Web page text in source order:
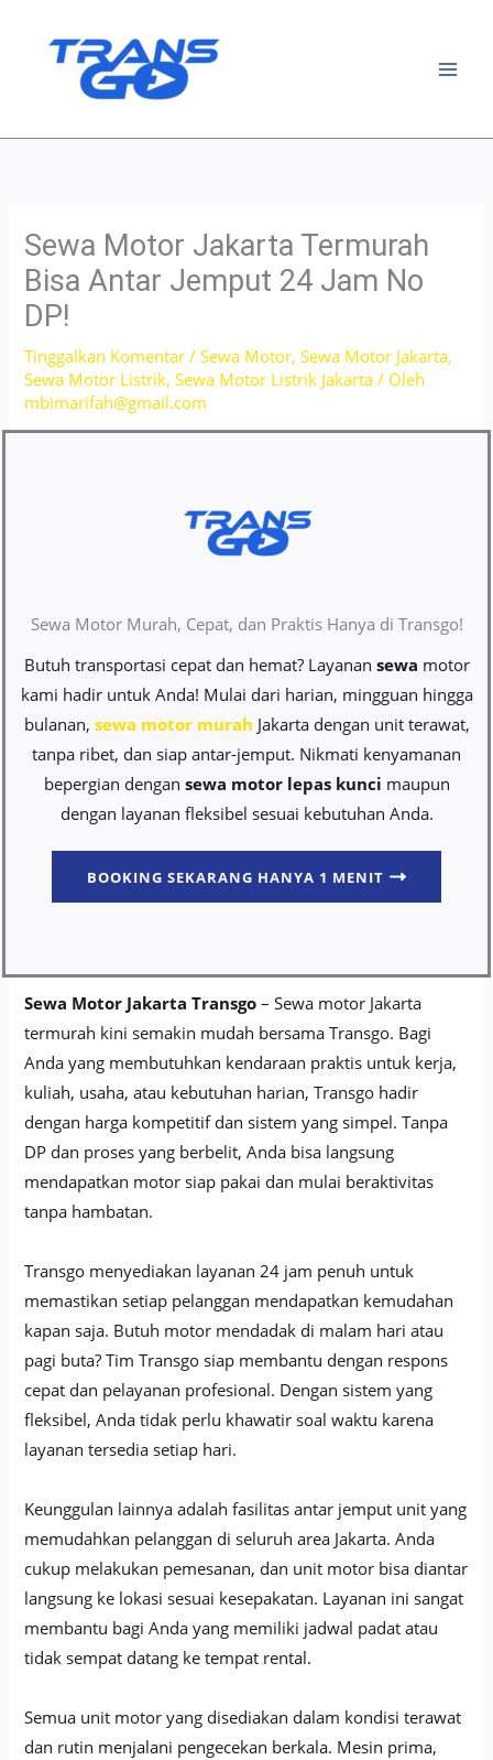
Sewa Motor Jakarta Termurah
Bisa Antar Jemput 24 Jam No
DP!
Tinggalkan Komentar /Sewa Motor,Sewa Motor Jakarta,
Sewa Motor Listrik,Sewa Motor Listrik Jakarta / Oleh
mbimarifah@gmail.com
Sewa Motor Murah, Cepat, dan Praktis Hanya di Transgo!
Butuh transportasi cepat dan hemat? Layanan sewa motor
kami hadir untuk Anda! Mulai dari harian, mingguan hingga
bulanan, sewa motor murah Jakarta dengan unit terawat,
tanpa ribet, dan siap antar-jemput. Nikmati kenyamanan
bepergian dengan sewa motor lepas kunci maupun
dengan layanan fleksibel sesuai kebutuhan Anda.
BOOKING SEKARANG HANYA 1 MENIT
Sewa Motor Jakarta Transgo– Sewa motor Jakarta
termurah kini semakin mudah bersama Transgo. Bagi
Anda yang membutuhkan kendaraan praktis untuk kerja,
kuliah, usaha, atau kebutuhan harian, Transgo hadir
dengan harga kompetitif dan sistem yang simpel. Tanpa
DP dan proses yang berbelit, Anda bisa langsung
mendapatkan motor siap pakai dan mulai beraktivitas
tanpa hambatan.
Transgo menyediakan layanan 24 jam penuh untuk
memastikan setiap pelanggan mendapatkan kemudahan
kapan saja. Butuh motor mendadak di malam hari atau
pagi buta? Tim Transgo siap membantu dengan respons
cepat dan pelayanan profesional. Dengan sistem yang
fleksibel, Anda tidak perlu khawatir soal waktu karena
layanan tersedia setiap hari.
Keunggulan lainnya adalah fasilitas antar jemput unit yang
memudahkan pelanggan di seluruh area Jakarta. Anda
cukup melakukan pemesanan, dan unit motor bisa diantar
langsung ke lokasi sesuai kesepakatan. Layanan ini sangat
membantu bagi Anda yang memiliki jadwal padat atau
tidak sempat datang ke tempat rental.
Semua unit motor yang disediakan dalam kondisi terawat
dan rutin menjalani pengecekan berkala. Mesin prima,